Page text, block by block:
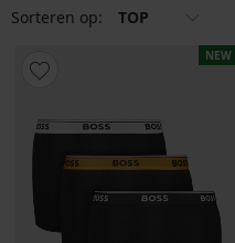
Sorteren op: TOP
NEW